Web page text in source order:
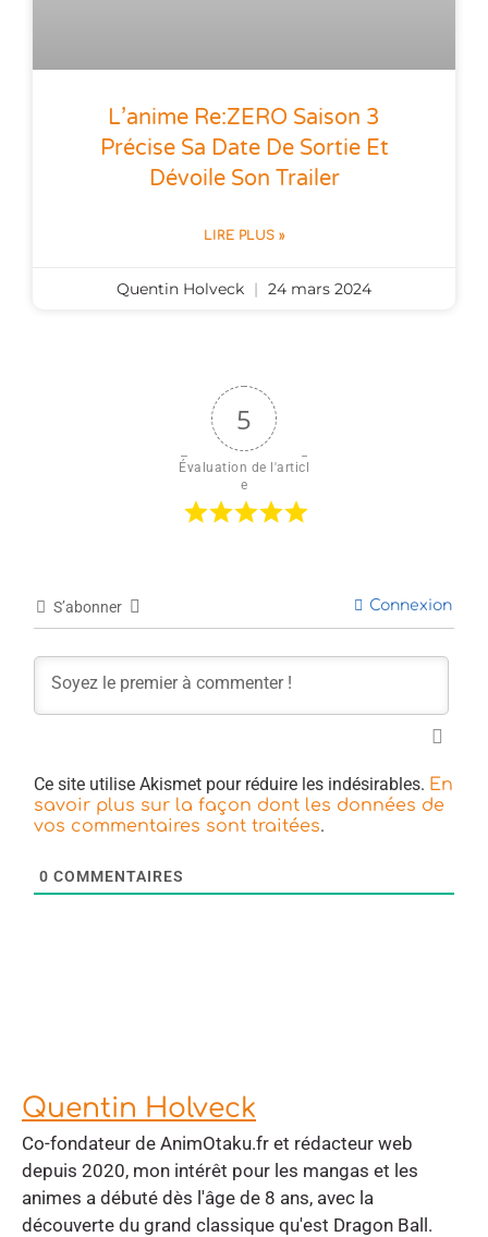
L’anime Re:ZERO Saison 3
Précise Sa Date De Sortie Et
Dévoile Son Trailer
LIRE PLUS »
Quentin Holveck 24 mars 2024
5
Évaluation de l'articl
e
S’abonner Connexion
Ce site utilise Akismet pour réduire les indésirables. En
savoir plus sur la façon dont les données de
vos commentaires sont traitées.
0 COMMENTAIRES
Quentin Holveck
Co-fondateur de AnimOtaku.fr et rédacteur web
depuis 2020, mon intérêt pour les mangas et les
animes a débuté dès l'âge de 8 ans, avec la
découverte du grand classique qu'est Dragon Ball.